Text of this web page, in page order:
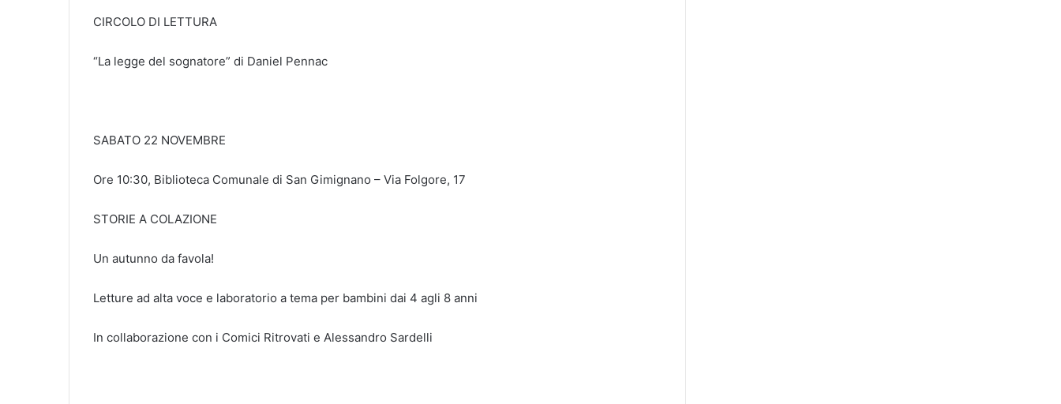
CIRCOLO DI LETTURA
“La legge del sognatore” di Daniel Pennac
SABATO 22 NOVEMBRE
Ore 10:30, Biblioteca Comunale di San Gimignano – Via Folgore, 17
STORIE A COLAZIONE
Un autunno da favola!
Letture ad alta voce e laboratorio a tema per bambini dai 4 agli 8 anni
In collaborazione con i Comici Ritrovati e Alessandro Sardelli